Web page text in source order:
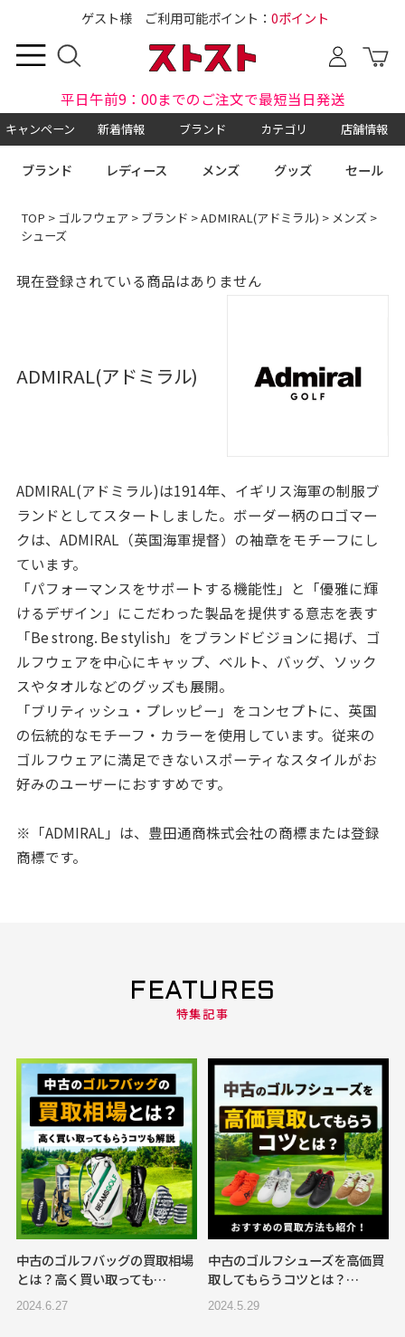
ゲスト様 ご利用可能ポイント： 0ポイント
平日午前9：00までのご注文で最短当日発送
キャンペーン 新着情報 ブランド カテゴリ 店舗情報
ブランド レディース メンズ グッズ セール
TOP > ゴルフウェア > ブランド >ADMIRAL(アドミラル) > メンズ>
シューズ
現在登録されている商品はありません
ADMIRAL(アドミラル)
ADMIRAL(アドミラル)は1914年、イギリス海軍の制服ブ
ランドとしてスタートしました。ボーダー柄のロゴマー
クは、ADMIRAL（英国海軍提督）の袖章をモチーフにし
ています。
「パフォーマンスをサポートする機能性」と「優雅に輝
けるデザイン」にこだわった製品を提供する意志を表す
「Be strong. Be stylish」をブランドビジョンに掲げ、ゴ
ルフウェアを中心にキャップ、ベルト、バッグ、ソック
スやタオルなどのグッズも展開。
「ブリティッシュ・プレッピー」をコンセプトに、英国
の伝統的なモチーフ・カラーを使用しています。従来の
ゴルフウェアに満足できないスポーティなスタイルがお
好みのユーザーにおすすめです。
※「ADMIRAL」は、豊田通商株式会社の商標または登録
商標です。
FEATURES
特集記事
中古のゴルフバッグの買取相場
とは？高く買い取っても…
2024.6.27
中古のゴルフシューズを高価買
取してもらうコツとは？…
2024.5.29